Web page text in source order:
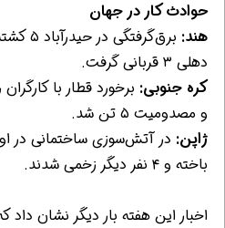
حوادث کار در جهان
هند:
دهلی ۳ قربانی گرفت.
کره جنوبی:
و مصدومیت ۵ تن شد.
ژاپن:
باخته و ۴ نفر دیگر زخمی شدند.
اخبار این هفته بار دیگر نشان داد